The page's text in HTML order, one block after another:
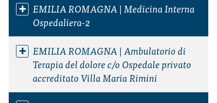
EMILIA ROMAGNA | Medicina Interna
Ospedaliera-2
EMILIA ROMAGNA | Ambulatorio di
Terapia del dolore c/o Ospedale privato
accreditato Villa Maria Rimini